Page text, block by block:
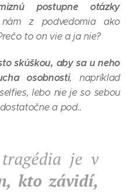
postupne otázky
z podvedomia ako
to on vie a ja nie?
skúškou, aby sa u neho
osobnosti, napríklad
lebo nie je so sebou
a pod..
je v
kto závidí,